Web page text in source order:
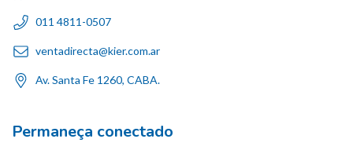
011 4811-0507
ventadirecta@kier.com.ar
Av. Santa Fe 1260, CABA.
Permaneça conectado